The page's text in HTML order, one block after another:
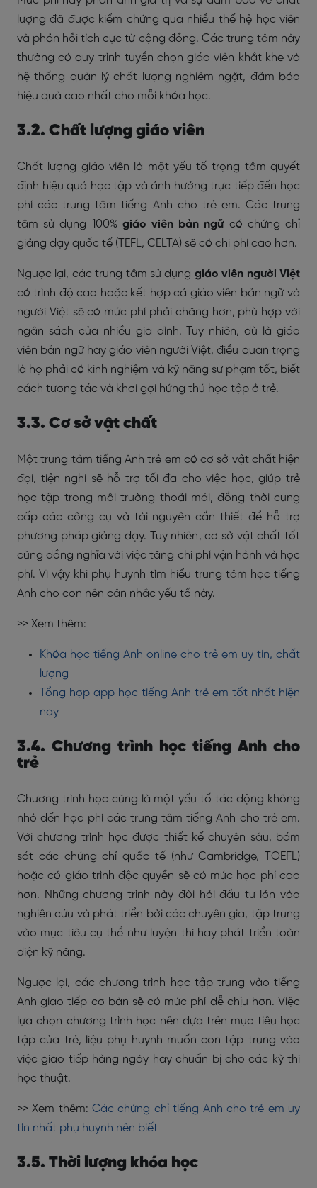
lượng đã được kiểm chứng qua nhiều thế hệ học viên
và phản hồi tích cực từ cộng đồng. Các trung tâm này
thường có quy trình tuyển chọn giáo viên khắt khe và
hệ thống quản lý chất lượng nghiêm ngặt, đảm bảo
hiệu quả cao nhất cho mỗi khóa học.
3.2. Chất lượng giáo viên
Chất lượng giáo viên là một yếu tố trọng tâm quyết
định hiệu quả học tập và ảnh hưởng trực tiếp đến học
phí các trung tâm tiếng Anh cho trẻ em. Các trung
tâm sử dụng 100% giáo viên bản ngữcó chứng chỉ
giảng dạy quốc tế (TEFL, CELTA) sẽ có chi phí cao hơn.
Ngược lại, các trung tâm sử dụng giáo viên người Việt
có trình độ cao hoặc kết hợp cả giáo viên bản ngữ và
người Việt sẽ có mức phí phải chăng hơn, phù hợp với
ngân sách của nhiều gia đình. Tuy nhiên, dù là giáo
viên bản ngữ hay giáo viên người Việt, điều quan trọng
là họ phải có kinh nghiệm và kỹ năng sư phạm tốt, biết
cách tương tác và khơi gợi hứng thú học tập ở trẻ.
3.3. Cơ sở vật chất
Một trung tâm tiếng Anh trẻ em có cơ sở vật chất hiện
đại, tiện nghi sẽ hỗ trợ tối đa cho việc học, giúp trẻ
học tập trong môi trường thoải mái, đồng thời cung
cấp các công cụ và tài nguyên cần thiết để hỗ trợ
phương pháp giảng dạy. Tuy nhiên, cơ sở vật chất tốt
cũng đồng nghĩa với việc tăng chi phí vận hành và học
phí. Vì vậy khi phụ huynh tìm hiểu trung tâm học tiếng
Anh cho con nên cân nhắc yếu tố này.
>> Xem thêm:
Khóa học tiếng Anh online cho trẻ em uy tín, chất
lượng
Tổng hợp app học tiếng Anh trẻ em tốt nhất hiện
nay
3.4. Chương trình học tiếng Anh cho
trẻ
Chương trình học cũng là một yếu tố tác động không
nhỏ đến học phí các trung tâm tiếng Anh cho trẻ em.
Với chương trình học được thiết kế chuyên sâu, bám
sát các chứng chỉ quốc tế (như Cambridge, TOEFL)
hoặc có giáo trình độc quyền sẽ có mức học phí cao
hơn. Những chương trình này đòi hỏi đầu tư lớn vào
nghiên cứu và phát triển bởi các chuyên gia, tập trung
vào mục tiêu cụ thể như luyện thi hay phát triển toàn
diện kỹ năng.
Ngược lại, các chương trình học tập trung vào tiếng
Anh giao tiếp cơ bản sẽ có mức phí dễ chịu hơn. Việc
lựa chọn chương trình học nên dựa trên mục tiêu học
tập của trẻ, liệu phụ huynh muốn con tập trung vào
việc giao tiếp hàng ngày hay chuẩn bị cho các kỳ thi
học thuật.
>> Xem thêm:Các chứng chỉ tiếng Anh cho trẻ em uy
tín nhất phụ huynh nên biết
3.5. Thời lượng khóa học